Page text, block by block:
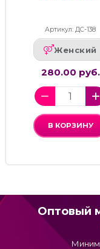
Артикул: ДС-138
Женский
280.00 руб.
В КОРЗИНУ
Оптовый